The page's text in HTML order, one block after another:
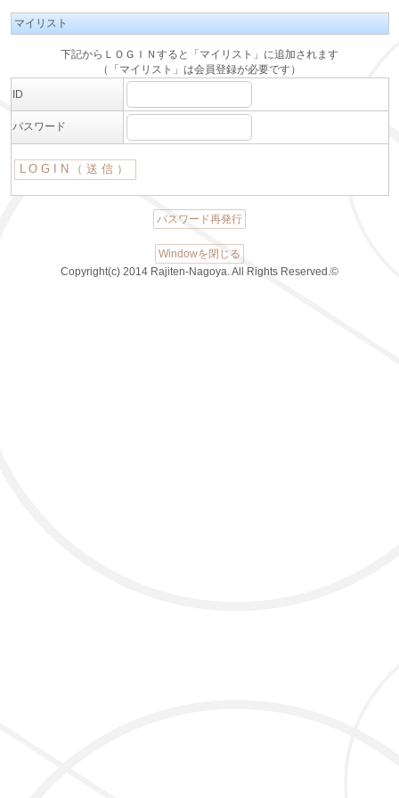
マイリスト
下記からＬＯＧＩＮすると「マイリスト」に追加されます
（「マイリスト」は会員登録が必要です）
ID
パスワード
パスワード再発行
Windowを閉じる
Copyright(c) 2014 Rajiten-Nagoya. All Rights Reserved.©